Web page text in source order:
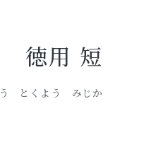
徳用 短
う とくよう みじか